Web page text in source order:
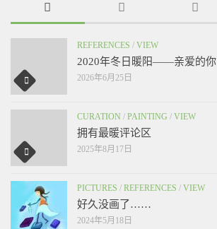
REFERENCES / VIEW
2020年冬日暖阳——亲爱的你
2026年6月25日
CURATION / PAINTING / VIEW
拥有最暖评论区
2025年8月17日
PICTURES / REFERENCES / VIEW
好久没画了……
2024年5月18日